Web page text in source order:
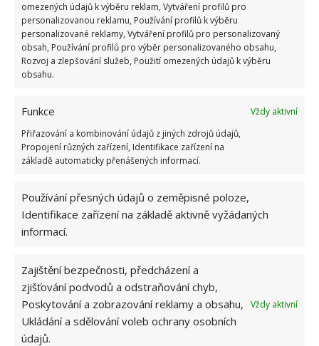
omezených údajů k výběru reklam, Vytváření profilů pro
personalizovanou reklamu, Používání profilů k výběru
personalizované reklamy, Vytváření profilů pro personalizovaný
obsah, Používání profilů pro výběr personalizovaného obsahu,
Rozvoj a zlepšování služeb, Použití omezených údajů k výběru
obsahu.
Funkce
Vždy aktivní
Přiřazování a kombinování údajů z jiných zdrojů údajů,
Propojení různých zařízení, Identifikace zařízení na
základě automaticky přenášených informací.
Používání přesných údajů o zeměpisné poloze,
Identifikace zařízení na základě aktivně vyžádaných
informací.
Zajištění bezpečnosti, předcházení a
zjišťování podvodů a odstraňování chyb,
Poskytování a zobrazování reklamy a obsahu,
Ukládání a sdělování voleb ochrany osobních
údajů.
Vždy aktivní
Zcela unikátní design
V rámci jednotlivých místností je možné vidět, čím je
bydlení ve starém plechovém silu se dvěma